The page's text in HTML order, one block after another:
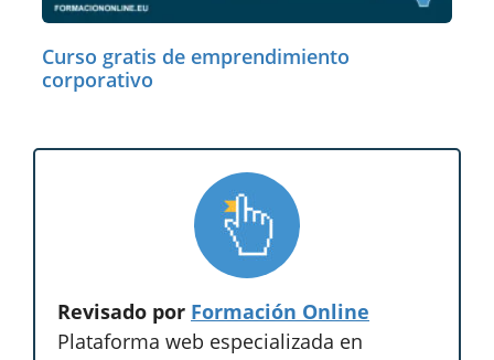
Curso gratis de emprendimiento
corporativo
Revisado por Formación Online
Plataforma web especializada en